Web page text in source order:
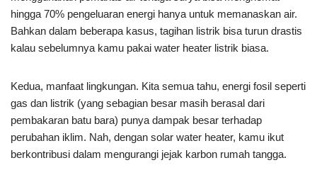
hingga 70% pengeluaran energi hanya untuk memanaskan air.
Bahkan dalam beberapa kasus, tagihan listrik bisa turun drastis
kalau sebelumnya kamu pakai water heater listrik biasa.
Kedua, manfaat lingkungan. Kita semua tahu, energi fosil seperti
gas dan listrik (yang sebagian besar masih berasal dari
pembakaran batu bara) punya dampak besar terhadap
perubahan iklim. Nah, dengan solar water heater, kamu ikut
berkontribusi dalam mengurangi jejak karbon rumah tangga.